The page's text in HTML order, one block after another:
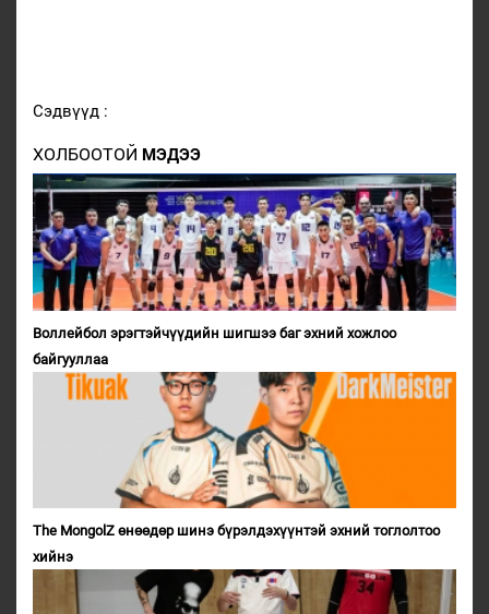
Сэдвүүд :
ХОЛБООТОЙ МЭДЭЭ
Воллейбол эрэгтэйчүүдийн шигшээ баг эхний хожлоо
байгууллаа
The MongolZ өнөөдөр шинэ бүрэлдэхүүнтэй эхний тоглолтоо
хийнэ